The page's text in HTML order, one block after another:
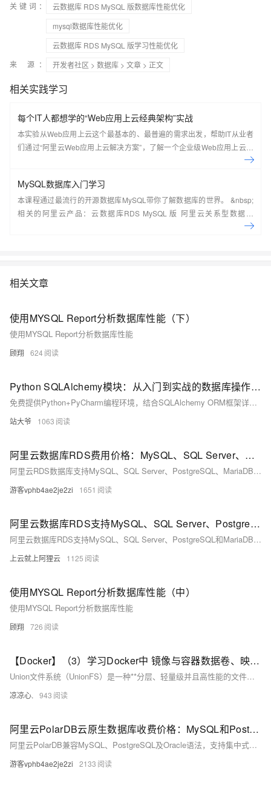
关键词：
云数据库 RDS MySQL 版数据库性能优化
mysql数据库性能优化
云数据库 RDS MySQL 版学习性能优化
来 源：
开发者社区 > 数据库 > 文章 > 正文
相关实践学习
每个IT人都想学的“Web应用上云经典架构”实战
本实验从Web应用上云这个最基本的、最普遍的需求出发，帮助IT从业者
们通过“阿里云Web应用上云解决方案”，了解一个企业级Web应用上云的
MySQL数据库入门学习
本课程通过最流行的开源数据库MySQL带你了解数据库的世界。 &nbsp;
相关的阿里云产品：云数据库RDS MySQL 版 阿里云关系型数据库
RDS（Relational Database Service）是一种稳定可靠、可弹性伸缩的在
相关文章
使用MYSQL Report分析数据库性能（下）
使用MYSQL Report分析数据库性能
顾翔 624
Python SQLAlchemy模块：从入门到实战的数据库操作指南
免费提供Python+PyCharm编程环境，结合SQLAlchemy ORM框架详解数据库开发。涵盖连接配置、模型定义、CRUD操作、事务控制及Alembic迁移工具，以电商订单系统为例，深入讲解高并发场景下的性能优化与最佳实践，助你高效构建数据驱动应用。
站大爷 1063
阿里云数据库RDS费用价格：MySQL、SQL Server、PostgreSQL和MariaDB引擎收费标准
阿里云RDS数据库支持MySQL、SQL Server、PostgreSQL、MariaDB，多种引擎优惠上线！MySQL倚天版88元/年，SQL Server 2核4G仅299元/年，PostgreSQL 227元/年起。高可用、可弹性伸缩，安全稳定。详情见官网活动页。
游客vphb4ae2je2zi 1651
阿里云数据库RDS支持MySQL、SQL Server、PostgreSQL和MariaDB引擎
阿里云数据库RDS支持MySQL、SQL Server、PostgreSQL和MariaDB引擎，提供高性价比、稳定安全的云数据库服务，适用于多种行业与业务场景。
上云就上阿狸云 1125
使用MYSQL Report分析数据库性能（中）
使用MYSQL Report分析数据库性能
顾翔 726
【Docker】（3）学习Docker中 镜像与容器数据卷、映射关系！手把手带你安装 MySql主从同步 和 Redis三主三从集群！并且进行主从切换与扩容操作，还有分析 哈希分区 等知识点！
Union文件系统（UnionFS）是一种**分层、轻量级并且高性能的文件系统**，它支持对文件系统的修改作为一次提交来一层层的叠加，同时可以将不同目录挂载到同一个虚拟文件系统下(unite several directories into a single virtual filesystem) Union 文件系统是 Docker 镜像的基础。 镜像可以通过分层来进行继承，基于基础镜像（没有父镜像），可以制作各种具体的应用镜像。
凉凉心. 943
阿里云PolarDB云原生数据库收费价格：MySQL和PostgreSQL详细介绍
阿里云PolarDB兼容MySQL、PostgreSQL及Oracle语法，支持集中式与分布式架构。标准版2核4G年费1116元起，企业版最高性能达4核16G，支持HTAP与多级高可用，广泛应用于金融、政务、互联网等领域，TCO成本降低50%。
游客vphb4ae2je2zi 2133